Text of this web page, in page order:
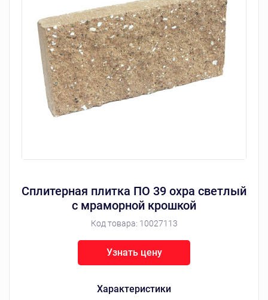
Сплитерная плитка ПО 39 охра светлый
с мраморной крошкой
Код товара: 10027113
Характеристики
Узнать цену